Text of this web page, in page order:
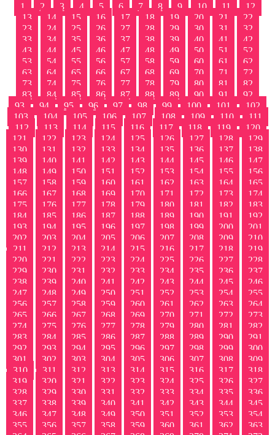
1 2 3 4 5 6 7 8 9 10 11
12
13
14 15 16 17 18 19 20 21
22
23
24 25 26 27 28 29 30 31
32
33
34 35 36 37 38 39 40 41
42
43
44 45 46 47 48 49 50 51
52
53
54 55 56 57 58 59 60 61
62
63
64 65 66 67 68 69 70 71
72
73
74 75 76 77 78 79 80 81
82
83
84 85 86 87 88 89 90 91
92
93
94 95 96 97 98 99 100 101
102
103
104 105 106 107 108 109 110
111
112
113 114 115 116 117 118 119
120
121
122 123 124 125 126 127 128
129
130
131 132 133 134 135 136 137
138
139
140 141 142 143 144 145 146
147
148
149 150 151 152 153 154 155
156
157
158 159 160 161 162 163 164
165
166
167 168 169 170 171 172 173
174
175
176 177 178 179 180 181 182
183
184
185 186 187 188 189 190 191
192
193
194 195 196 197 198 199 200
201
202
203 204 205 206 207 208 209
210
211
212 213 214 215 216 217 218
219
220
221 222 223 224 225 226 227
228
229
230 231 232 233 234 235 236
237
238
239 240 241 242 243 244 245
246
247
248 249 250 251 252 253 254
255
256
257 258 259 260 261 262 263
264
265
266 267 268 269 270 271 272
273
274
275 276 277 278 279 280 281
282
283
284 285 286 287 288 289 290
291
292
293 294 295 296 297 298 299
300
301
302 303 304 305 306 307 308
309
310
311 312 313 314 315 316 317
318
319
320 321 322 323 324 325 326
327
328
329 330 331 332 333 334 335
336
337
338 339 340 341 342 343 344
345
346
347 348 349 350 351 352 353
354
355
356 357 358 359 360 361 362
363